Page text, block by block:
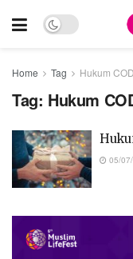
Home Tag Hukum
Tag: Hukum
05/